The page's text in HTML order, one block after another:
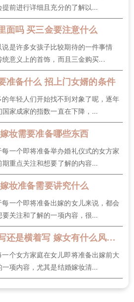
前进行详细且充分的了解以...
面吗 买三金要注意什么
是许多女孩子比较期待的一件事情
意义上的首饰，而且三金购买...
准备什么 招上门女婿的条件
年轻人们开始找不到对象了呢，逐年
家成家的指数一直在下降，...
妆需要准备哪些东西
一个即将准备举办婚礼仪式的女方家
重点关注和想要了解的内容...
妆准备需要讲究什么
一个即将准备出嫁的女儿来说，都会
关注和了解的一项内容，很...
女方嫁妆清单竖着写还是横着写 嫁女有什么风俗要求
个女方家庭在女儿即将准备出嫁前大
项内容，尤其是结婚嫁妆清...